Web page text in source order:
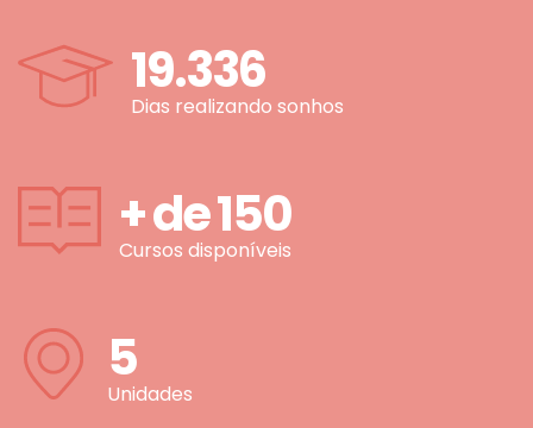
19.336
Dias realizando sonhos
+ de150
Cursos disponíveis
5
Unidades